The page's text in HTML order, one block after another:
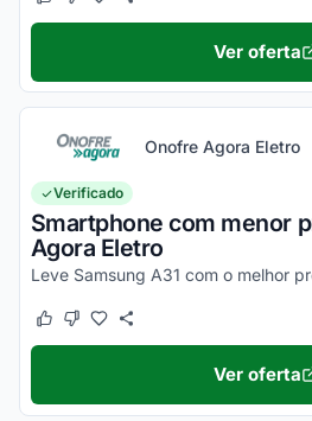
Ver oferta
Onofre Agora Eletro
Verificado
Smartphone com menor
Agora Eletro
Leve Samsung A31 com o melhor
Este cupom funcionou
Este cupom não funcionou
Ver oferta